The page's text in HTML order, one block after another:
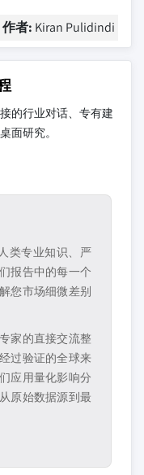
作者: Kiran Pulidindi
的行业对话、专有建
面研究。
类专业知识、严
报告中的每一个
您市场细微差别
家的直接交流整
过验证的全球来
应用量化影响分
原始数据源到最